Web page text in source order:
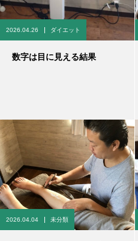
2026.04.26 ダイエット
数字は目に見える結果
2026.04.04 未分類